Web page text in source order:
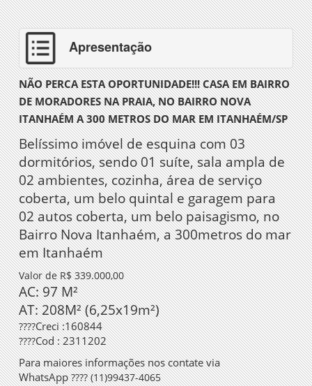
Apresentação
NÃO PERCA ESTA OPORTUNIDADE!!! CASA EM BAIRRO
DE MORADORES NA PRAIA, NO BAIRRO NOVA
ITANHAÉM A 300 METROS DO MAR EM ITANHAÉM/SP
Belíssimo imóvel de esquina com 03
dormitórios, sendo 01 suíte, sala ampla de
02 ambientes, cozinha, área de serviço
coberta, um belo quintal e garagem para
02 autos coberta, um belo paisagismo, no
Bairro Nova Itanhaém, a 300metros do mar
em Itanhaém
Valor de R$ 339.000,00
AC: 97 M²
AT: 208M² (6,25x19m²)
????Creci :160844
????Cod : 2311202
Para maiores informações nos contate via
WhatsApp????(11)99437-4065